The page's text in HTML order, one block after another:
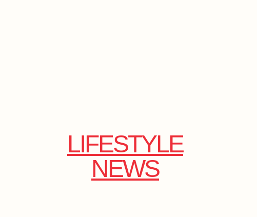
LIFESTYLE
NEWS